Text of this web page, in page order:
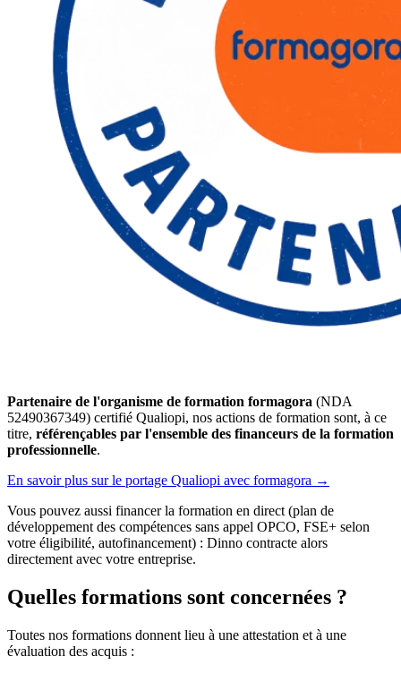
Partenaire de l'organisme de formation formagora (NDA
52490367349) certifié Qualiopi, nos actions de formation sont, à ce
titre, référençables par l'ensemble des financeurs de la formation
professionnelle.
En savoir plus sur le portage Qualiopi avec formagora →
Vous pouvez aussi financer la formation en direct (plan de
développement des compétences sans appel OPCO, FSE+ selon
votre éligibilité, autofinancement) : Dinno contracte alors
directement avec votre entreprise.
Quelles formations sont concernées ?
Toutes nos formations donnent lieu à une attestation et à une
évaluation des acquis :